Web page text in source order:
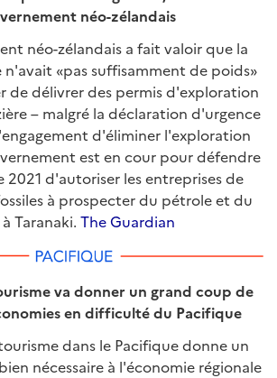
néo-zélandais
néo-zélandais a fait valoir que la
«pas suffisamment de poids»
de délivrer des permis d'exploration
– malgré la déclaration d'urgence
d'éliminer l'exploration
est en cour pour défendre
2021 d'autoriser les entreprises de
à prospecter du pétrole et du
à Taranaki. The Guardian
va donner un grand coup de
en difficulté du Pacifique
dans le Pacifique donne un
nécessaire à l'économie régionale